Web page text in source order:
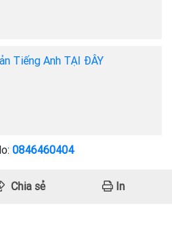
Tiếng Anh TẠI ĐÂY
0846460404
Chia sẻ In